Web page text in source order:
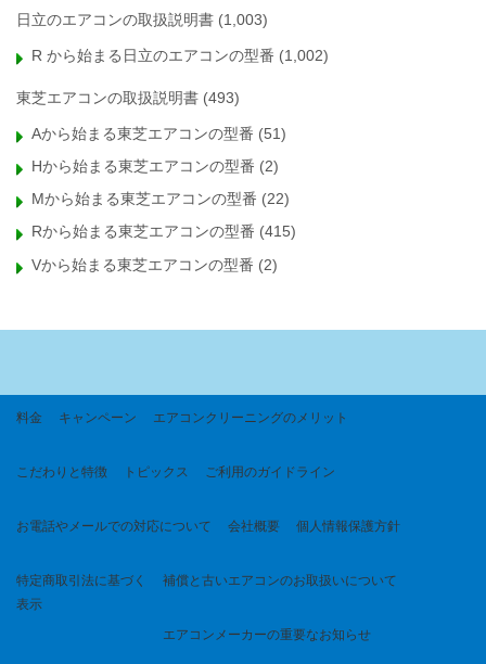
日立のエアコンの取扱説明書 (1,003)
R から始まる日立のエアコンの型番 (1,002)
東芝エアコンの取扱説明書 (493)
Aから始まる東芝エアコンの型番 (51)
Hから始まる東芝エアコンの型番 (2)
Mから始まる東芝エアコンの型番 (22)
Rから始まる東芝エアコンの型番 (415)
Vから始まる東芝エアコンの型番 (2)
料金 キャンペーン エアコンクリーニングのメリット
こだわりと特徴 トピックス ご利用のガイドライン
お電話やメールでの対応について 会社概要 個人情報保護方針
特定商取引法に基づく
表示
補償と古いエアコンのお取扱いについて
エアコンメーカーの重要なお知らせ